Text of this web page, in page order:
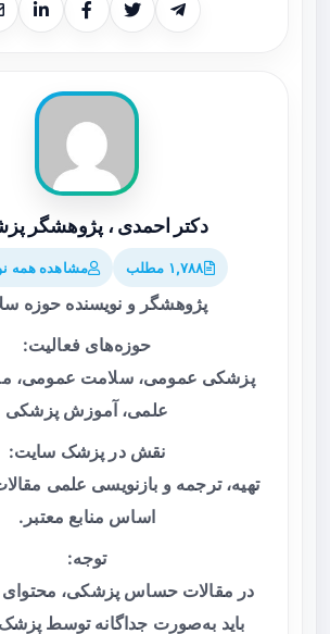
دکتر احمدی ، پژوهشگر
۱,۷۸۸ مطلب مشاهده همه
پژوهشگر و نویسنده حوزه
حوزه‌های فعالیت:
پزشکی عمومی، سلامت عمومی،
علمی، آموزش پزشکی
نقش در پزشک سایت:
تهیه، ترجمه و بازنویسی علمی
اساس منابع معتبر.
توجه:
در مقالات حساس پزشکی،
باید به‌صورت جداگانه توسط